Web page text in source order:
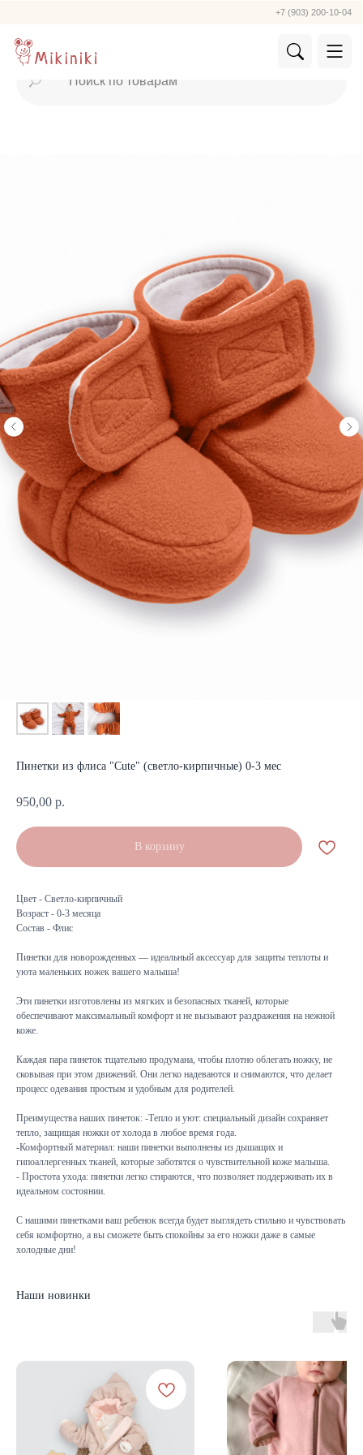
Пинетки из флиса "Cute" (светло-кирпичные) 0-3 мес
950,00 р.
В корзину
Цвет - Светло-кирпичный
Возраст - 0-3 месяца
Состав - Флис
Пинетки для новорожденных — идеальный аксессуар для защиты теплоты и
уюта маленьких ножек вашего малыша!
Эти пинетки изготовлены из мягких и безопасных тканей, которые
обеспечивают максимальный комфорт и не вызывают раздражения на нежной
коже.
Каждая пара пинеток тщательно продумана, чтобы плотно облегать ножку, не
сковывая при этом движений. Они легко надеваются и снимаются, что делает
процесс одевания простым и удобным для родителей.
Преимущества наших пинеток: -Тепло и уют: специальный дизайн сохраняет
тепло, защищая ножки от холода в любое время года.
-Комфортный материал: наши пинетки выполнены из дышащих и
гипоаллергенных тканей, которые заботятся о чувствительной коже малыша.
- Простота ухода: пинетки легко стираются, что позволяет поддерживать их в
идеальном состоянии.
С нашими пинетками ваш ребенок всегда будет выглядеть стильно и чувствовать
себя комфортно, а вы сможете быть спокойны за его ножки даже в самые
холодные дни!
Наши новинки
Летняя
Готовые подборки
Комплекты на выписку